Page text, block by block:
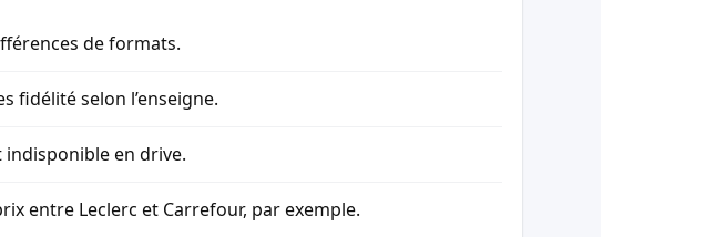
de formats.
fidélité selon l’enseigne.
en drive.
entre Leclerc et Carrefour, par exemple.